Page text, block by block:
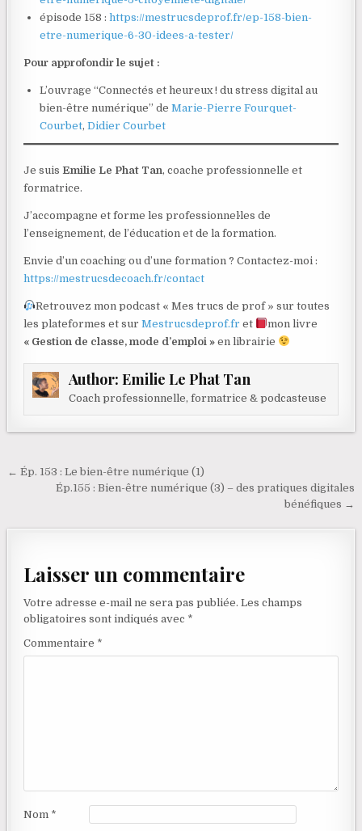
épisode 158 :https://mestrucsdeprof.fr/ep-158-bien-
etre-numerique-6-30-idees-a-tester/
Pour approfondir le sujet :
L’ouvrage “Connectés et heureux ! du stress digital au
bien-être numérique” deMarie-Pierre Fourquet-
Courbet,Didier Courbet
Je suisEmilie Le Phat Tan, coache professionnelle et
formatrice.
J’accompagne et forme les professionnel·les de
l’enseignement, de l’éducation et de la formation.
Envie d’un coaching ou d’une formation ? Contactez-moi :
https://mestrucsdecoach.fr/contact
Retrouvez mon podcast « Mes trucs de prof » sur toutes
les plateformes et surMestrucsdeprof.fr et
mon livre
« Gestion de classe, mode d’emploi » en librairie
Author: Emilie Le Phat Tan
Coach professionnelle, formatrice & podcasteuse
Navigation de l’article
← Ép. 153 : Le bien-être numérique (1)
Ép.155 : Bien-être numérique (3) – des pratiques digitales
bénéfiques →
Laisser un commentaire
Votre adresse e-mail ne sera pas publiée. Les champs
obligatoires sont indiqués avec *
Commentaire *
Nom *